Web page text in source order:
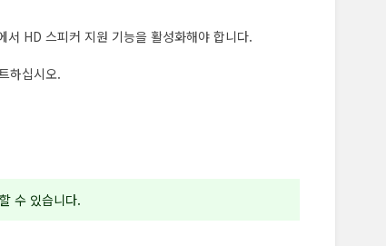
HD 스피커 지원 기능을 활성화해야 합니다.
하십시오.
수 있습니다.